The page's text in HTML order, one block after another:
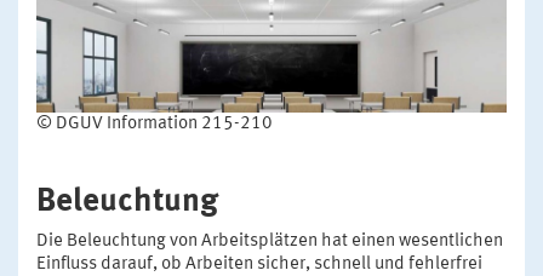
© DGUV Information 215-210
Beleuchtung
Die Beleuchtung von Arbeitsplätzen hat einen wesentlichen
Einfluss darauf, ob Arbeiten sicher, schnell und fehlerfrei